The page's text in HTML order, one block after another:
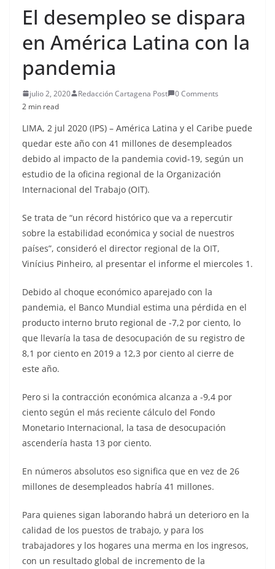
El desempleo se dispara
en América Latina con la
pandemia
julio 2, 2020 Redacción Cartagena Post
0 Comments
2 min read
LIMA, 2 jul 2020 (IPS) – América Latina y el Caribe puede
quedar este año con 41 millones de desempleados
debido al impacto de la pandemia covid-19, según un
estudio de la oficina regional de la Organización
Internacional del Trabajo (OIT).
Se trata de “un récord histórico que va a repercutir
sobre la estabilidad económica y social de nuestros
países”, consideró el director regional de la OIT,
Vinícius Pinheiro, al presentar el informe el miercoles 1.
Debido al choque económico aparejado con la
pandemia, el Banco Mundial estima una pérdida en el
producto interno bruto regional de -7,2 por ciento, lo
que llevaría la tasa de desocupación de su registro de
8,1 por ciento en 2019 a 12,3 por ciento al cierre de
este año.
Pero si la contracción económica alcanza a -9,4 por
ciento según el más reciente cálculo del Fondo
Monetario Internacional, la tasa de desocupación
ascendería hasta 13 por ciento.
En números absolutos eso significa que en vez de 26
millones de desempleados habría 41 millones.
Para quienes sigan laborando habrá un deterioro en la
calidad de los puestos de trabajo, y para los
trabajadores y los hogares una merma en los ingresos,
con un resultado global de incremento de la